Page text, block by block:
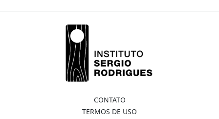
CONTATO
TERMOS DE USO